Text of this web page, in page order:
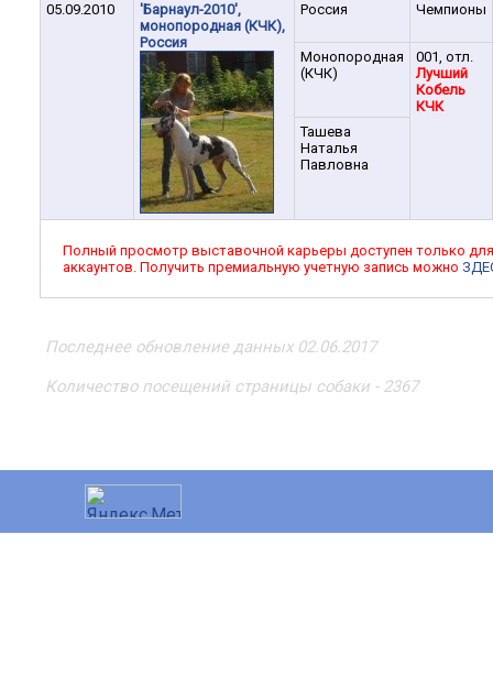
05.09.2010
'Барнаул-2010',
монопородная (КЧК),
Россия
Россия Чемпионы
Монопородная
(КЧК)
001, отл.
Лучший
Кобель
КЧК
Ташева
Наталья
Павловна
Полный просмотр выставочной карьеры доступен только
аккаунтов. Получить премиальную учетную запись можно
Последнее обновление данных 02.06.2017
Количество посещений страницы собаки - 2367